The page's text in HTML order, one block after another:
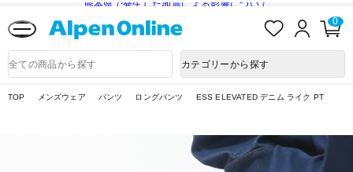
熊本県で発生した地震による影響について
入
ロ
ン
0
品
検
カテゴリーから探す
TOP メンズウェア パンツ ロングパンツ ESS ELEVATED デニム ライク PT